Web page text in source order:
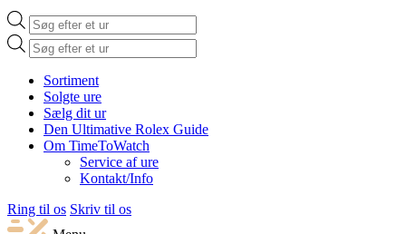
Products
search
Products
search
Sortiment
Solgte ure
Sælg dit ur
Den Ultimative Rolex Guide
Om TimeToWatch
Service af ure
Kontakt/Info
Ring til os Skriv til os